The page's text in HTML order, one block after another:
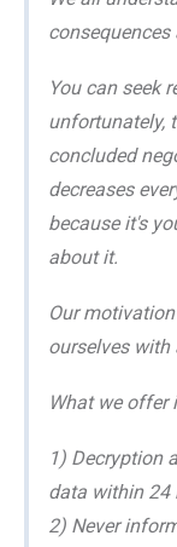
consequences
You can seek
unfortunately,
concluded
decreases
because it's
about it.
Our
ourselves with
What we offer
1) Decryption
data within 24
2) Never